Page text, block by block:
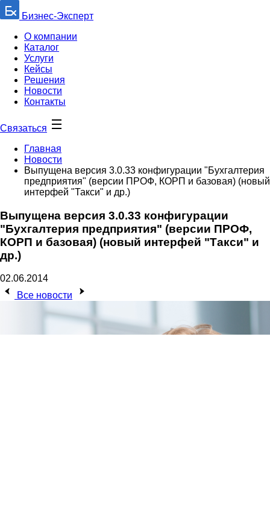
Бизнес-Эксперт
О компании
Каталог
Услуги
Кейсы
Решения
Новости
Контакты
Связаться
Главная
Новости
Выпущена версия 3.0.33 конфигурации "Бухгалтерия
предприятия" (версии ПРОФ, КОРП и базовая) (новый
интерфей "Такси" и др.)
Выпущена версия 3.0.33 конфигурации
"Бухгалтерия предприятия" (версии ПРОФ,
КОРП и базовая) (новый интерфей "Такси" и
др.)
02.06.2014
Все новости